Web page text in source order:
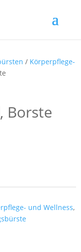
/ Körperpflege-
Borste
und Wellness,